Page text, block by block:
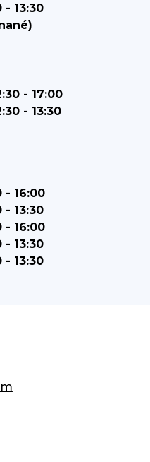
- 13:30
- 17:00
- 13:30
- 16:00
- 13:30
- 16:00
- 13:30
- 13:30